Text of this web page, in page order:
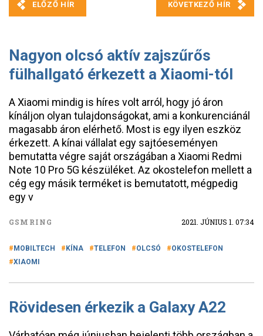
Nagyon olcsó aktív zajszűrős
fülhallgató érkezett a Xiaomi-tól
A Xiaomi mindig is híres volt arról, hogy jó áron
kínáljon olyan tulajdonságokat, ami a konkurenciánál
magasabb áron elérhető. Most is egy ilyen eszköz
érkezett. A kínai vállalat egy sajtóeseményen
bemutatta végre saját országában a Xiaomi Redmi
Note 10 Pro 5G készüléket. Az okostelefon mellett a
cég egy másik terméket is bemutatott, mégpedig
egy v
GSMRING 2021. JÚNIUS 1. 07:34
MOBILTECH KÍNA TELEFON OLCSÓ
OKOSTELEFON
XIAOMI
Rövidesen érkezik a Galaxy A22